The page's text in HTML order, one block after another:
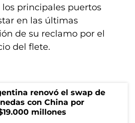
los principales puertos
en las últimas
de su reclamo por el
del flete.
renovó el swap de
con China por
millones